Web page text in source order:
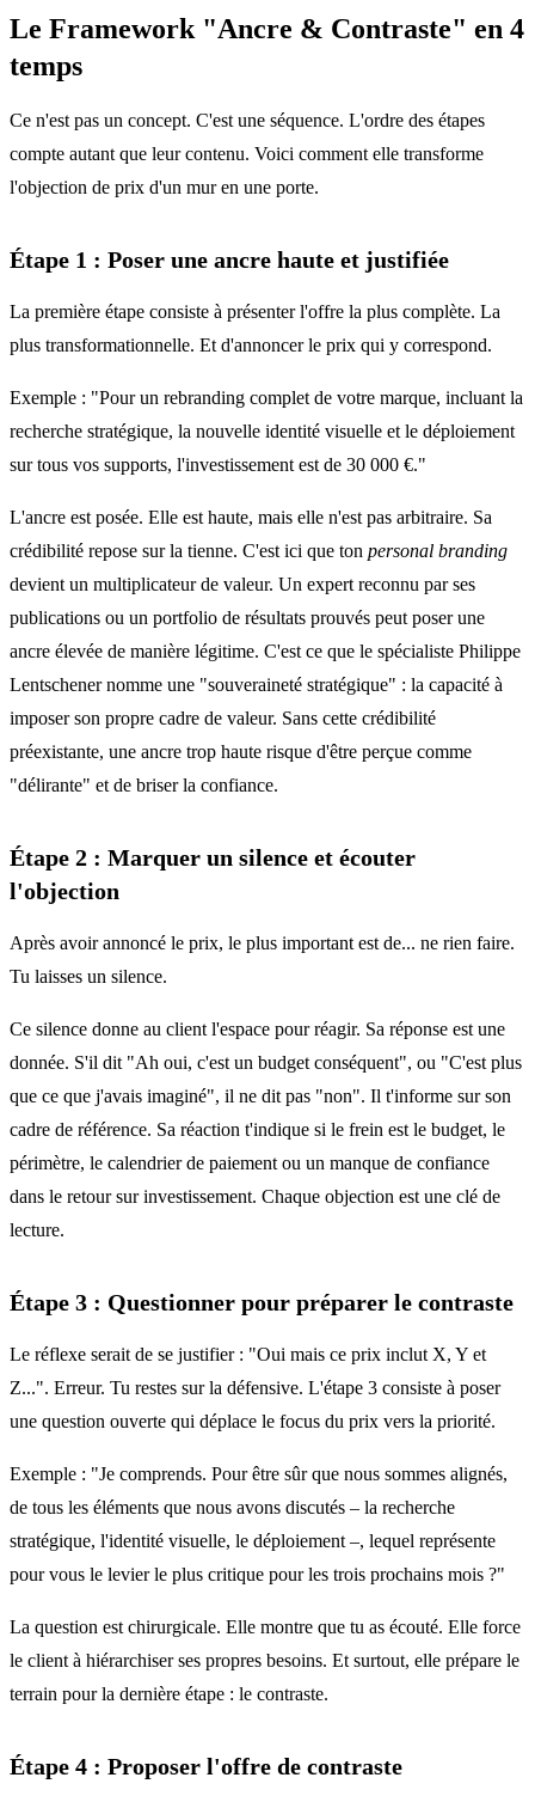
Le Framework "Ancre & Contraste" en 4
temps
Ce n'est pas un concept. C'est une séquence. L'ordre des étapes
compte autant que leur contenu. Voici comment elle transforme
l'objection de prix d'un mur en une porte.
Étape 1 : Poser une ancre haute et justifiée
La première étape consiste à présenter l'offre la plus complète. La
plus transformationnelle. Et d'annoncer le prix qui y correspond.
Exemple : "Pour un rebranding complet de votre marque, incluant la
recherche stratégique, la nouvelle identité visuelle et le déploiement
sur tous vos supports, l'investissement est de 30 000 €."
L'ancre est posée. Elle est haute, mais elle n'est pas arbitraire. Sa
crédibilité repose sur la tienne. C'est ici que ton personal branding
devient un multiplicateur de valeur. Un expert reconnu par ses
publications ou un portfolio de résultats prouvés peut poser une
ancre élevée de manière légitime. C'est ce que le spécialiste Philippe
Lentschener nomme une "souveraineté stratégique" : la capacité à
imposer son propre cadre de valeur. Sans cette crédibilité
préexistante, une ancre trop haute risque d'être perçue comme
"délirante" et de briser la confiance.
Étape 2 : Marquer un silence et écouter
l'objection
Après avoir annoncé le prix, le plus important est de... ne rien faire.
Tu laisses un silence.
Ce silence donne au client l'espace pour réagir. Sa réponse est une
donnée. S'il dit "Ah oui, c'est un budget conséquent", ou "C'est plus
que ce que j'avais imaginé", il ne dit pas "non". Il t'informe sur son
cadre de référence. Sa réaction t'indique si le frein est le budget, le
périmètre, le calendrier de paiement ou un manque de confiance
dans le retour sur investissement. Chaque objection est une clé de
lecture.
Étape 3 : Questionner pour préparer le contraste
Le réflexe serait de se justifier : "Oui mais ce prix inclut X, Y et
Z...". Erreur. Tu restes sur la défensive. L'étape 3 consiste à poser
une question ouverte qui déplace le focus du prix vers la priorité.
Exemple : "Je comprends. Pour être sûr que nous sommes alignés,
de tous les éléments que nous avons discutés – la recherche
stratégique, l'identité visuelle, le déploiement –, lequel représente
pour vous le levier le plus critique pour les trois prochains mois ?"
La question est chirurgicale. Elle montre que tu as écouté. Elle force
le client à hiérarchiser ses propres besoins. Et surtout, elle prépare le
terrain pour la dernière étape : le contraste.
Étape 4 : Proposer l'offre de contraste